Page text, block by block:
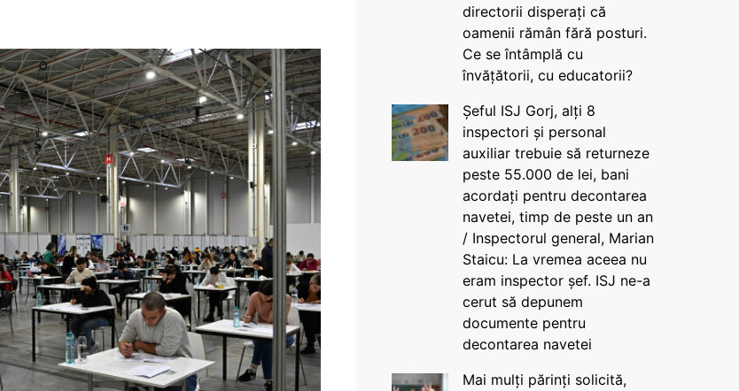
directorii disperați că
oamenii rămân fără posturi.
Ce se întâmplă cu
învățătorii, cu educatorii?
Șeful ISJ Gorj, alți 8
inspectori și personal
auxiliar trebuie să returneze
peste 55.000 de lei, bani
acordați pentru decontarea
navetei, timp de peste un an
/ Inspectorul general, Marian
Staicu: La vremea aceea nu
eram inspector șef. ISJ ne-a
cerut să depunem
documente pentru
decontarea navetei
Mai mulți părinți solicită,